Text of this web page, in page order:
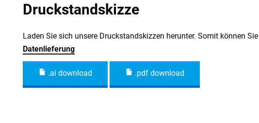
Druckstandskizze
Laden Sie sich unsere Druckstandskizzen herunter. Somit können
Datenlieferung
.ai download .pdf download